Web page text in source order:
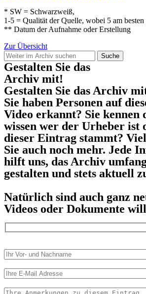
* SW = Schwarzweiß,
1-5 = Qualität der Quelle, wobei 5 am besten
** Datum der Aufnahme oder Erstellung
Zur Übersicht
Suche
Gestalten Sie das
Archiv mit!
Gestalten Sie das Archiv
Sie haben Personen auf
Video erkannt? Sie kennen
wissen wer der Urheber ist
dieser Eintrag stammt?
Sie auch noch mehr. Jede
hilft uns, das Archiv
gestalten und stets aktuell
Natürlich sind auch ganz
Videos oder Dokumente